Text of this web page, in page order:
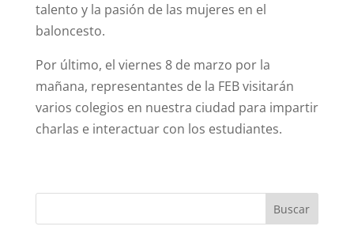
talento y la pasión de las mujeres en el
baloncesto.
Por último, el viernes 8 de marzo por la
mañana, representantes de la FEB visitarán
varios colegios en nuestra ciudad para impartir
charlas e interactuar con los estudiantes.
Buscar